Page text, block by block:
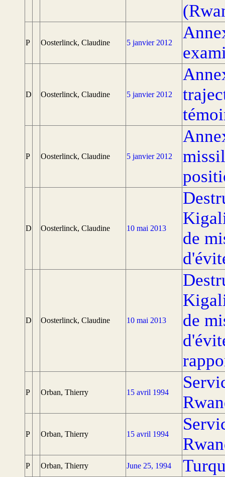
P Oosterlinck, Claudine 5 janvier 2012
D Oosterlinck, Claudine 5 janvier 2012
P Oosterlinck, Claudine 5 janvier 2012
D Oosterlinck, Claudine 10 mai 2013
de
D Oosterlinck, Claudine 10 mai 2013
de
P Orban, Thierry 15 avril 1994
P Orban, Thierry 15 avril 1994
P Orban, Thierry June 25, 1994